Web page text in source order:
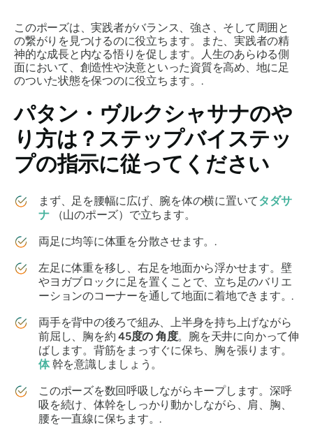
このポーズは、実践者がバランス、強さ、そして周囲と
の繋がりを見つけるのに役立ちます。また、実践者の精
神的な成長と内なる悟りを促します。人生のあらゆる側
面において、創造性や決意といった資質を高め、地に足
のついた状態を保つのに役立ちます。.
パタン・ヴルクシャサナのや
り方は？ステップバイステッ
プの指示に従ってください
まず、足を腰幅に広げ、腕を体の横に置いてタダサ
ナ
（山のポーズ）で立ちます。
両足に均等に体重を分散させます。.
左足に体重を移し、右足を地面から浮かせます。壁
やヨガブロックに足を置くことで、立ち足のバリエ
ーションのコーナーを通して地面に着地できます。.
両手を背中の後ろで組み、上半身を持ち上げながら
前屈し、胸を約45度の 角度。腕を天井に向かって伸
ばします。背筋をまっすぐに保ち、胸を張ります。
体幹を意識しましょう。
このポーズを数回呼吸しながらキープします。深呼
吸を続け、体幹をしっかり動かしながら、肩、胸、
腰を一直線に保ちます。.